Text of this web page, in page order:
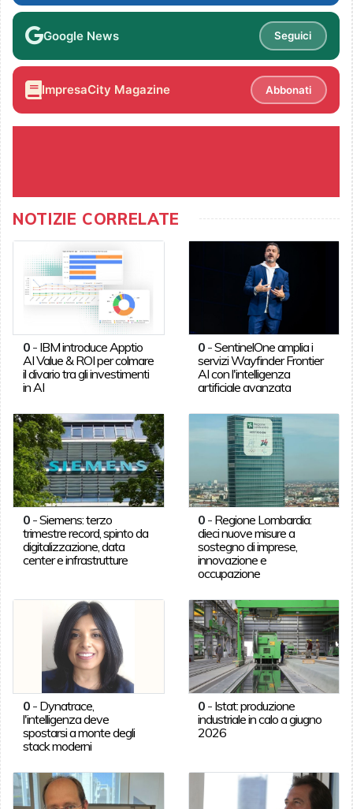
Google News Seguici
ImpresaCity Magazine Abbonati
NOTIZIE CORRELATE
0- IBM introduce Apptio
AI Value & ROI per colmare
il divario tra gli investimenti
in AI
0 -SentinelOne amplia i
servizi Wayfinder Frontier
AI con l'intelligenza
artificiale avanzata
0-Siemens: terzo
trimestre record, spinto da
digitalizzazione, data
center e infrastrutture
0 - Regione Lombardia:
dieci nuove misure a
sostegno di imprese,
innovazione e
occupazione
0- Dynatrace,
l'intelligenza deve
spostarsi a monte degli
stack moderni
0 - Istat: produzione
industriale in calo a giugno
2026